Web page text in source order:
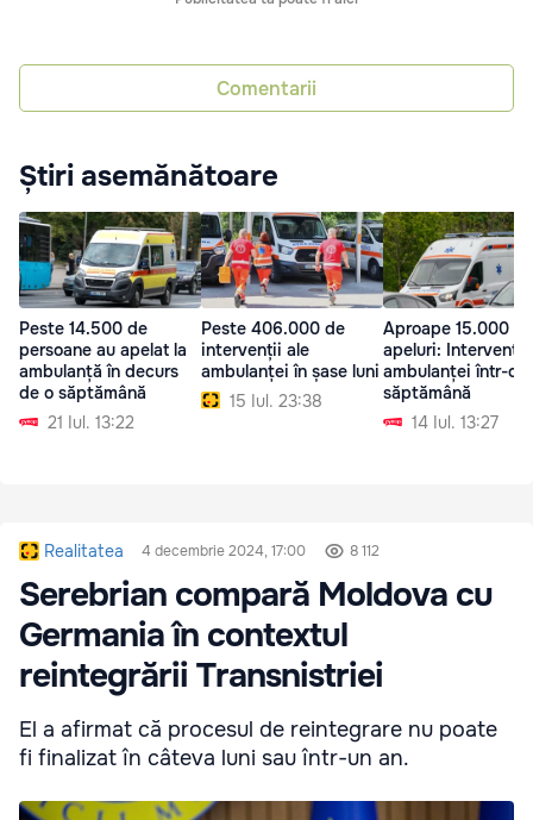
Comentarii
Știri asemănătoare
Peste 14.500 de
persoane au apelat la
ambulanță în decurs
de o săptămână
21 Iul. 13:22
Peste 406.000 de
intervenții ale
ambulanței în șase luni
15 Iul. 23:38
Aproape 15.000 de
apeluri: Intervenția
ambulanței într-o
săptămână
14 Iul. 13:27
Realitatea 4 decembrie 2024, 17:00 8 112
Serebrian compară Moldova cu
Germania în contextul
reintegrării Transnistriei
El a afirmat că procesul de reintegrare nu poate
fi finalizat în câteva luni sau într-un an.